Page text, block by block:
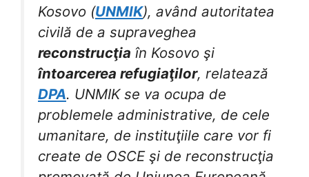
Kosovo (UNMIK), având autoritatea
civilă de a supraveghea
reconstrucţia în Kosovo şi
întoarcerea refugiaţilor, relatează
DPA. UNMIK se va ocupa de
problemele administrative, de cele
umanitare, de instituţiile care vor fi
create de OSCE şi de reconstrucţia